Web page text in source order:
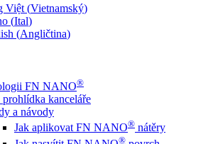
Việt (Vietnamský)
(Ital)
(Angličtina)
FN NANO®
kanceláře
a návody
Jak aplikovat FN NANO® nátěry
®